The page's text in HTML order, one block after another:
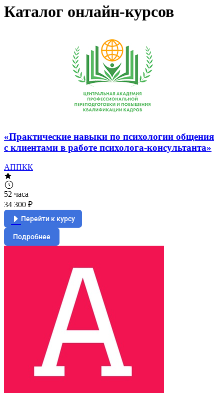
Каталог онлайн-курсов
«Практические навыки по психологии общения
с клиентами в работе психолога-консультанта»
АППКК
52 часа
34 300 ₽
Перейти к курсу
Подробнее